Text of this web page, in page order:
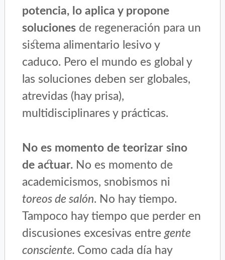
potencia, lo aplica y propone
soluciones de regeneración para un
sistema alimentario lesivo y
caduco. Pero el mundo es global y
las soluciones deben ser globales,
atrevidas (hay prisa),
multidisciplinares y prácticas.
No es momento de teorizar sino
de actuar. No es momento de
academicismos, snobismos ni
toreos de salón. No hay tiempo.
Tampoco hay tiempo que perder en
discusiones excesivas entre gente
consciente. Como cada día hay